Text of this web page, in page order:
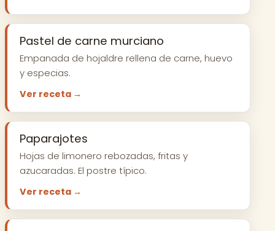
Pastel de carne murciano
Empanada de hojaldre rellena de carne, huevo
y especias.
Ver receta →
Paparajotes
Hojas de limonero rebozadas, fritas y
azucaradas. El postre típico.
Ver receta →